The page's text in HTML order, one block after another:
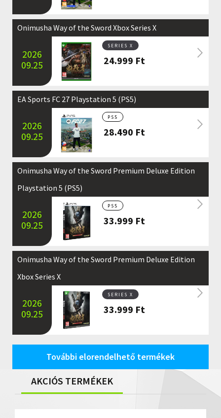
Onimusha Way of the Sword Xbox Series X
2026
09.25
SERIES X
24.999 Ft
EA Sports FC 27 Playstation 5 (PS5)
2026
09.25
PS5
28.490 Ft
Onimusha Way of the Sword Premium Deluxe Edition
Playstation 5 (PS5)
2026
09.25
PS5
33.999 Ft
Onimusha Way of the Sword Premium Deluxe Edition
Xbox Series X
2026
09.25
SERIES X
33.999 Ft
További elorendelhető termékek
AKCIÓS TERMÉKEK